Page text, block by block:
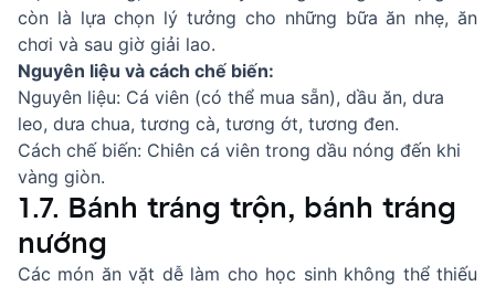
còn là lựa chọn lý tưởng cho những bữa ăn nhẹ, ăn
chơi và sau giờ giải lao.
Nguyên liệu và cách chế biến:
Nguyên liệu: Cá viên (có thể mua sẵn), dầu ăn, dưa
leo, dưa chua, tương cà, tương ớt, tương đen.
Cách chế biến: Chiên cá viên trong dầu nóng đến khi
vàng giòn.
1.7. Bánh tráng trộn, bánh tráng
nướng
Các món ăn vặt dễ làm cho học sinh không thể thiếu